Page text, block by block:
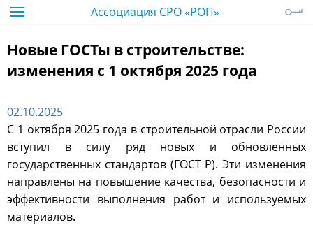
Ассоциация СРО «РОП»
Новые ГОСТы в строительстве:
изменения с 1 октября 2025 года
02.10.2025
С 1 октября 2025 года в строительной отрасли России
вступил в силу ряд новых и обновленных
государственных стандартов (ГОСТ Р). Эти изменения
направлены на повышение качества, безопасности и
эффективности выполнения работ и используемых
материалов.